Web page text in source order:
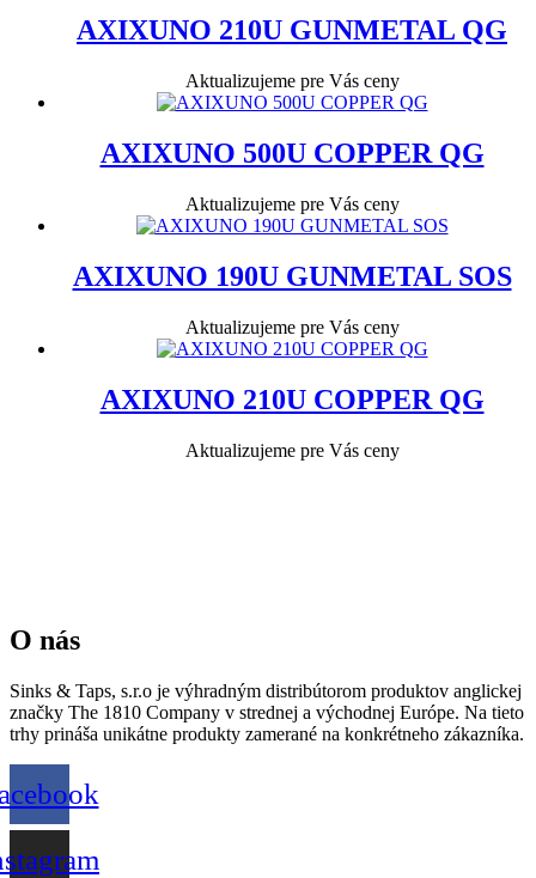
AXIXUNO 210U GUNMETAL QG
Aktualizujeme pre Vás ceny
AXIXUNO 500U COPPER QG
Aktualizujeme pre Vás ceny
AXIXUNO 190U GUNMETAL SOS
Aktualizujeme pre Vás ceny
AXIXUNO 210U COPPER QG
Aktualizujeme pre Vás ceny
O nás
Sinks & Taps, s.r.o je výhradným distribútorom produktov anglickej
značky The 1810 Company v strednej a východnej Európe. Na tieto
trhy prináša unikátne produkty zamerané na konkrétneho zákazníka.